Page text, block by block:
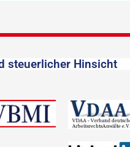
steuerlicher Hinsicht